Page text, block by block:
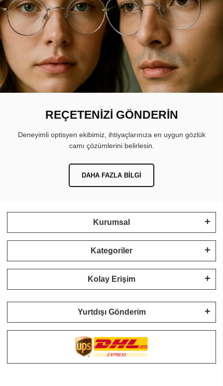
REÇETENİZİ GÖNDERİN
Deneyimli optisyen ekibimiz, ihtiyaçlarınıza en uygun gözlük
camı çözümlerini belirlesin.
DAHA FAZLA BILGI
Kurumsal
Kategoriler
Kolay Erişim
Yurtdışı Gönderim